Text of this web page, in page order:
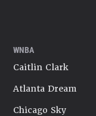
WNBA
Caitlin Clark
Atlanta Dream
Chicago Sky